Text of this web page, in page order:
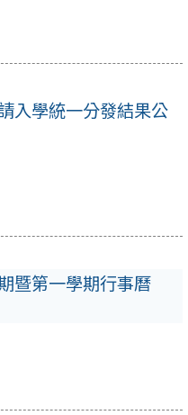
入學統一分發結果公
暨第一學期行事曆